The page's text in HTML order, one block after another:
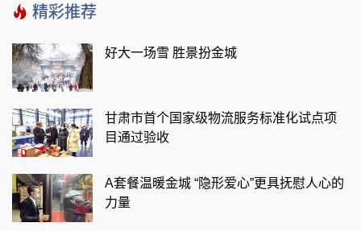
精彩推荐
好大一场雪 胜景扮金城
甘肃市首个国家级物流服务标准化试点项
目通过验收
A套餐温暖金城 “隐形爱心”更具抚慰人心的
力量